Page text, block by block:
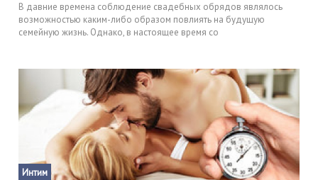
В давние времена соблюдение свадебных обрядов являлось
возможностью каким-либо образом повлиять на будущую
семейную жизнь. Однако, в настоящее время со
Интим